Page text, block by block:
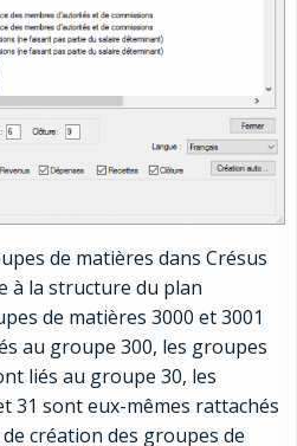
de matières dans Crésus
à la structure du plan
de matières 3000 et 3001
au groupe 300, les groupes
liés au groupe 30, les
31 sont eux-mêmes rattachés
création des groupes de